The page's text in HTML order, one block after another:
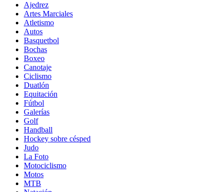
Ajedrez
Artes Marciales
Atletismo
Autos
Basquetbol
Bochas
Boxeo
Canotaje
Ciclismo
Duatlón
Equitación
Fútbol
Galerías
Golf
Handball
Hockey sobre césped
Judo
La Foto
Motociclismo
Motos
MTB